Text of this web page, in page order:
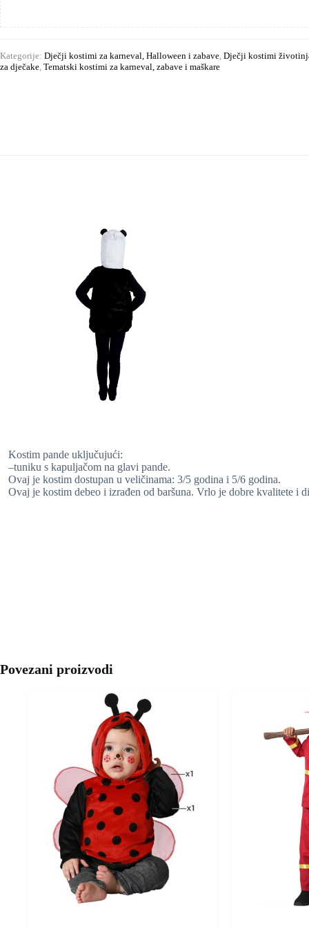
Kategorije: Dječji kostimi za karneval, Halloween i zabave Dječji kostimi
za dječake Tematski kostimi za karneval, zabave i maškare
Kostim pande uključujući:
–tuniku s kapuljačom na glavi pande.
Ovaj je kostim dostupan u veličinama: 3/5 godina i 5/6 godina.
Ovaj je kostim debeo i izrađen od baršuna. Vrlo je dobre kvalitete i
Povezani proizvodi